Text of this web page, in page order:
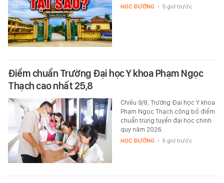
HỌC ĐƯỜNG - 5 giờ trước
Điểm chuẩn Trường Đại học Y khoa Phạm Ngọc
Thạch cao nhất 25,8
Chiều 9/8, Trường Đại học Y khoa
Phạm Ngọc Thạch công bố điểm
chuẩn trúng tuyển đại học chính
quy năm 2026.
HỌC ĐƯỜNG - 5 giờ trước